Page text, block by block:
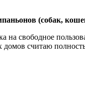
(собак,
свободное
считаю